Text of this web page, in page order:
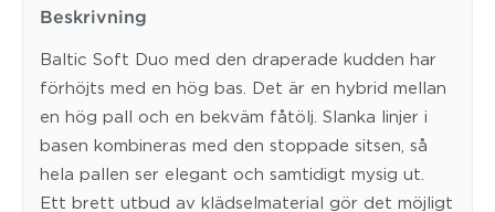
Beskrivning
Baltic Soft Duo med den draperade kudden har
förhöjts med en hög bas. Det är en hybrid mellan
en hög pall och en bekväm fåtölj. Slanka linjer i
basen kombineras med den stoppade sitsen, så
hela pallen ser elegant och samtidigt mysig ut.
Ett brett utbud av klädselmaterial gör det möjligt